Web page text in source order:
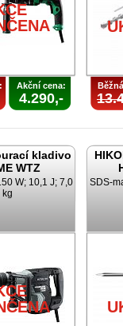
Akční cena:
4.290,-
kladivo
WTZ
W; 10,1 J; 7,0
kg
SDS-